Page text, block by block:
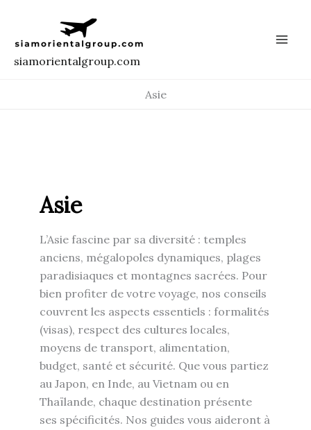
contenu
siamorientalgroup.com
Asie
Asie
L’Asie fascine par sa diversité : temples
anciens, mégalopoles dynamiques, plages
paradisiaques et montagnes sacrées. Pour
bien profiter de votre voyage, nos conseils
couvrent les aspects essentiels : formalités
(visas), respect des cultures locales,
moyens de transport, alimentation,
budget, santé et sécurité. Que vous partiez
au Japon, en Inde, au Vietnam ou en
Thaïlande, chaque destination présente
ses spécificités. Nos guides vous aideront à